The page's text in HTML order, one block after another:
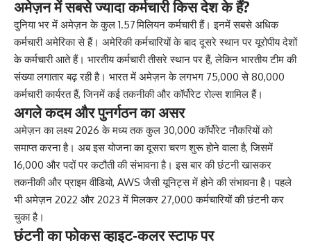
अमेज़न में सबसे ज्यादा कर्मचारी किस देश के हैं?
दुनिया भर में अमेज़न के कुल 1.57 मिलियन कर्मचारी हैं। इनमें सबसे अधिक
कर्मचारी अमेरिका से हैं। अमेरिकी कर्मचारियों के बाद दूसरे स्थान पर यूरोपीय देशों
के कर्मचारी आते हैं। भारतीय कर्मचारी तीसरे स्थान पर हैं, लेकिन भारतीय टीम की
संख्या लगातार बढ़ रही है। भारत में अमेज़न के लगभग 75,000 से 80,000
कर्मचारी कार्यरत हैं, जिनमें कई तकनीकी और कॉर्पोरेट रोल्स शामिल हैं।
अगले कदम और पुनर्गठन का असर
अमेज़न का लक्ष्य 2026 के मध्य तक कुल 30,000 कॉर्पोरेट नौकरियों को
समाप्त करना है। अब इस योजना का दूसरा चरण शुरू होने वाला है, जिसमें
16,000 और पदों पर कटौती की संभावना है। इस बार की छंटनी खासकर
तकनीकी और प्राइम वीडियो, AWS जैसी यूनिट्स में होने की संभावना है। पहले
भी अमेज़न 2022 और 2023 में मिलकर 27,000 कर्मचारियों की छंटनी कर
चुका है।
छंटनी का फोकस व्हाइट‑कलर स्टाफ पर